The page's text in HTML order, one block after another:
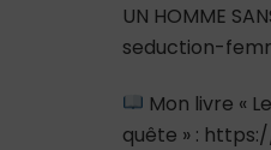
UN HOMME
seduction-
Mon livre «
quête » :